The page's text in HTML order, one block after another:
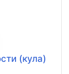
(кула)